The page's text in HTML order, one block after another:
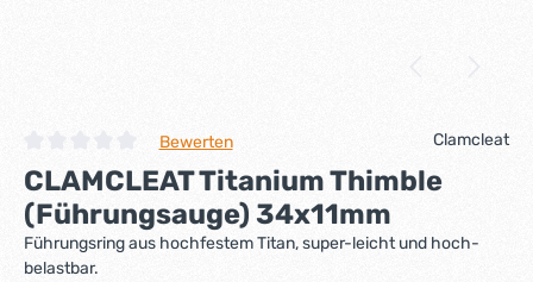
Durchschnittliche Bewertung von 0 von 5 Sternen
Bewerten Clamcleat
CLAMCLEAT Titanium Thimble
(Führungsauge) 34x11mm
Führungsring aus hochfestem Titan, super-leicht und hoch-
belastbar.